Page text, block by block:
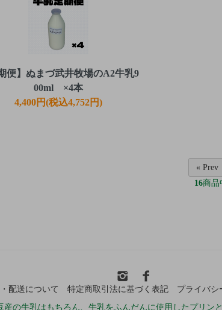
便】ぬまづ武井牧場のA2牛乳9
00ml ×4本
4,400円(税込4,752円)
« Prev
16商品
配送について 特定商取引法に基づく表記 プライバシ
の牛乳はもちろん、牛乳をふんだんに使用したプリン